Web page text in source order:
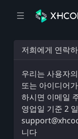
저희에게 연락
우리는 사용자
또는 아이디어
하시면 이메일
영업일 기준 2
니다